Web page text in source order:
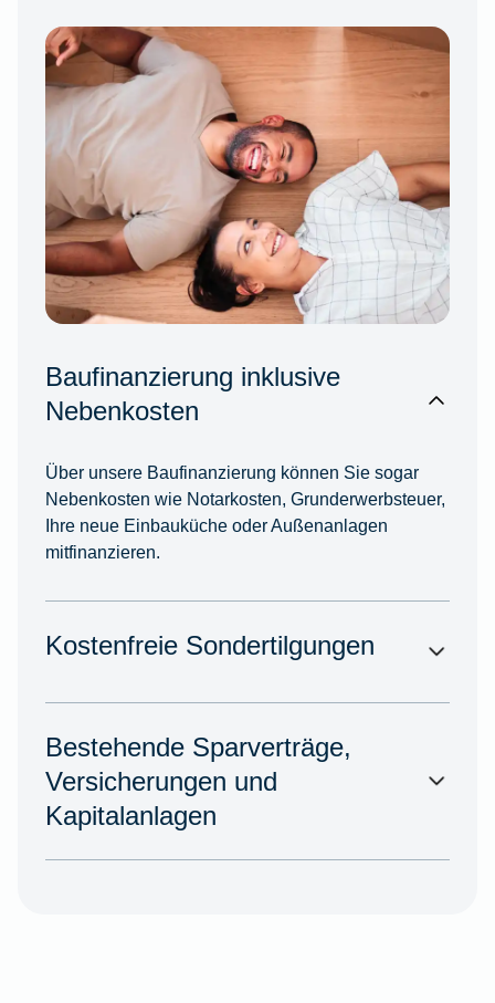
Baufinanzierung inklusive
Nebenkosten
Über unsere Baufinanzierung können Sie sogar
Nebenkosten wie Notarkosten, Grunderwerbsteuer,
Ihre neue Einbauküche oder Außenanlagen
mitfinanzieren.
Kostenfreie Sondertilgungen
Bestehende Sparverträge,
Versicherungen und
Kapitalanlagen